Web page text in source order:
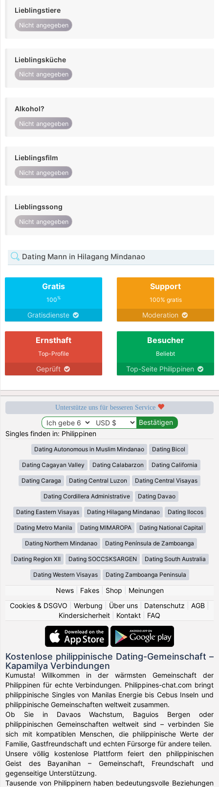
Lieblingstiere
Nicht angegeben
Lieblingsküche
Nicht angegeben
Alkohol?
Nicht angegeben
Lieblingsfilm
Nicht angegeben
Lieblingssong
Nicht angegeben
Dating Mann in Hilagang Mindanao
Gratis
100%
Gratisdienste
Support
100% gratis
Moderation
Ernsthaft
Top-Profile
Geprüft
Besucher
Beliebt
Top-Seite Philippinen
Unterstütze uns für besseren Service
Singles finden in: Philippinen
Dating Autonomous in Muslim Mindanao Dating Bicol
Dating Cagayan Valley Dating Calabarzon Dating California
Dating Caraga Dating Central Luzon Dating Central Visayas
Dating Cordillera Administrative Dating Davao
Dating Eastern Visayas Dating Hilagang Mindanao Dating Ilocos
Dating Metro Manila Dating MIMAROPA Dating National Capital
Dating Northern Mindanao Dating Península de Zamboanga
Dating Region XII Dating SOCCSKSARGEN Dating South Australia
Dating Western Visayas Dating Zamboanga Peninsula
News| Fakes| Shop
Meinungen
Cookies & DSGVO
Werbung Über uns Datenschutz AGB
Kindersicherheit
Kontakt FAQ
Kostenlose philippinische Dating-Gemeinschaft –
Kapamilya Verbindungen
Kumusta! Willkommen in der wärmsten Gemeinschaft der
Philippinen für echte Verbindungen. Philippines-chat.com bringt
philippinische Singles von Manilas Energie bis Cebus Inseln und
philippinische Gemeinschaften weltweit zusammen.
Ob Sie in Davaos Wachstum, Baguios Bergen oder
philippinischen Gemeinschaften weltweit sind – verbinden Sie
sich mit kompatiblen Menschen, die philippinische Werte der
Familie, Gastfreundschaft und echten Fürsorge für andere teilen.
Unsere völlig kostenlose Plattform feiert den philippinischen
Geist des Bayanihan – Gemeinschaft, Freundschaft und
gegenseitige Unterstützung.
Tausende von Philippinern haben bedeutungsvolle Beziehungen